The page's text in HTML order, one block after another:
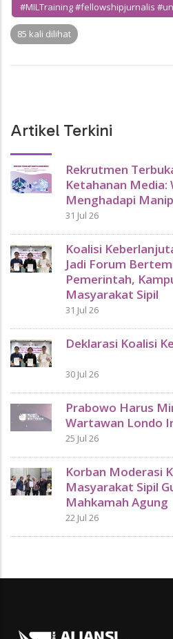
#MILTraining #fellowshipjurnalis
85 kali dilihat
Artikel Terkini
Rekrutmen
Ketahanan Media:
Menghadapi
31 Jul 26
Koalisi
Jadi Forum
Pemerintah,
Masyarakat Sipil
31 Jul 26
Deklarasi Koalisi
30 Jul 26
Prabowo Harus
Wartawan Londo
25 Jul 26
Korban Moderasi
Masyarakat Sipil
Mahkamah Agung
22 Jul 26